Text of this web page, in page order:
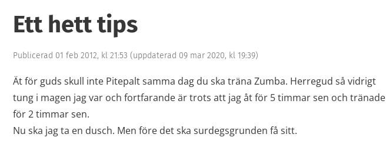
Ett hett tips
Publicerad 01 feb 2012, kl 21:53 (uppdaterad 09 mar 2020, kl 19:39)
Ät för guds skull inte Pitepalt samma dag du ska träna Zumba. Herregud så vidrigt
tung i magen jag var och fortfarande är trots att jag åt för 5 timmar sen och tränade
för 2 timmar sen.
Nu ska jag ta en dusch. Men före det ska surdegsgrunden få sitt.